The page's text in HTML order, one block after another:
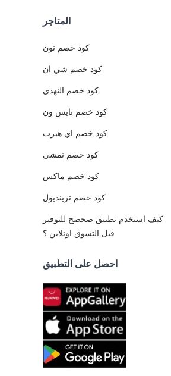
المتاجر
كود خصم نون
كود خصم شي ان
كود خصم النهدي
كود خصم نايس ون
كود خصم اي هيرب
كود خصم نمشي
كود خصم ماكس
كود خصم ترينديول
كيف استخدم تطبيق صحصح للتوفير
قبل التسوق اونلاين ؟
احصل على التطبيق